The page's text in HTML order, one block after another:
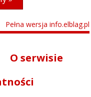
Pełna wersja info.elblag.pl
O serwisie